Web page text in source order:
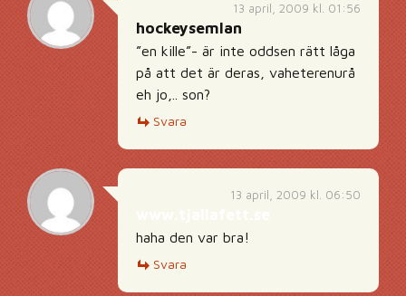
13 april, 2009 kl. 01:56
hockeysemlan
”en kille”- är inte oddsen rätt låga
på att det är deras, vaheterenurå
eh jo,.. son?
Svara
13 april, 2009 kl. 06:50
haha den var bra!
Svara